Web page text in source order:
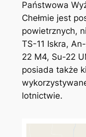
Państwowa
Chełmie jest
powietrznych,
TS-11 Iskra,
22 M4, Su-22
posiada także
lotnictwie.